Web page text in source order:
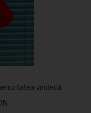
vindecă